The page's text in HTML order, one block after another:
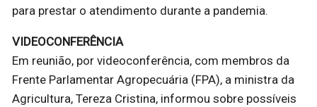
para prestar o atendimento durante a pandemia.
VIDEOCONFERÊNCIA
Em reunião, por videoconferência, com membros da
Frente Parlamentar Agropecuária (FPA), a ministra da
Agricultura, Tereza Cristina, informou sobre possíveis